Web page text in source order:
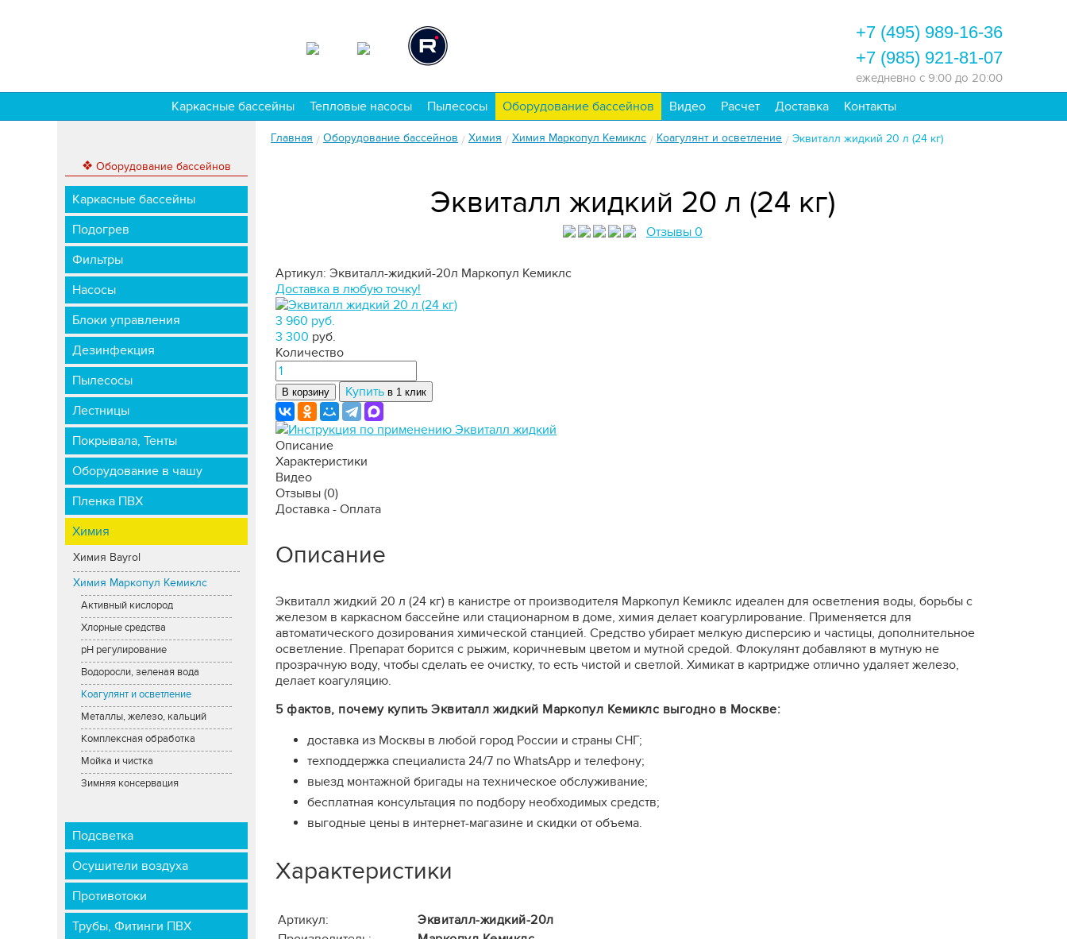
+7 (495) 989-16-36
+7 (985) 921-81-07
ежедневно с 9:00 до 20:00
Каркасные бассейны Тепловые насосы Пылесосы Оборудование бассейнов Видео Расчет Доставка Контакты
❖ Оборудование бассейнов
Каркасные бассейны
Подогрев
Фильтры
Насосы
Блоки управления
Дезинфекция
Пылесосы
Лестницы
Покрывала, Тенты
Оборудование в чашу
Пленка ПВХ
Химия
Химия Bayrol
Химия Маркопул Кемиклс
Активный кислород
Хлорные средства
рН регулирование
Водоросли, зеленая вода
Коагулянт и осветление
Металлы, железо, кальций
Комплексная обработка
Мойка и чистка
Зимняя консервация
Подсветка
Осушители воздуха
Противотоки
Трубы, Фитинги ПВХ
Главная / Оборудование бассейнов / Химия / Химия Маркопул Кемиклс / Коагулянт и осветление / Эквиталл жидкий 20 л (24 кг)
Эквиталл жидкий 20 л (24 кг)
Отзывы 0
Артикул: Эквиталл-жидкий-20л Маркопул Кемиклс
Доставка в любую точку!
3 960 руб.
3 300 руб.
Количество
В корзину Купить в 1 клик
Инструкция по применению Эквиталл жидкий
Описание
Характеристики
Видео
Отзывы (0)
Доставка - Оплата
Описание
Эквиталл жидкий 20 л (24 кг) в канистре от производителя Маркопул Кемиклс идеален для осветления воды, борьбы с
железом в каркасном бассейне или стационарном в доме, химия делает коагурлирование. Применяется для
автоматического дозирования химической станцией. Средство убирает мелкую дисперсию и частицы, дополнительное
осветление. Препарат борится с рыжим, коричневым цветом и мутной средой. Флокулянт добавляют в мутную не
прозрачную воду, чтобы сделать ее очистку, то есть чистой и светлой. Химикат в картридже отлично удаляет железо,
делает коагуляцию.
5 фактов, почему купить Эквиталл жидкий Маркопул Кемиклс выгодно в Москве:
доставка из Москвы в любой город России и страны СНГ;
техподдержка специалиста 24/7 по WhatsApp и телефону;
выезд монтажной бригады на техническое обслуживание;
бесплатная консультация по подбору необходимых средств;
выгодные цены в интернет-магазине и скидки от объема.
Характеристики
Артикул:
Эквиталл-жидкий-20л